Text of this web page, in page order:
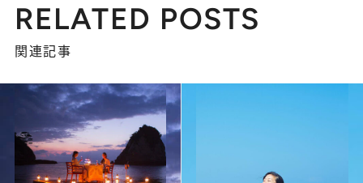
RELATED POSTS
関連記事